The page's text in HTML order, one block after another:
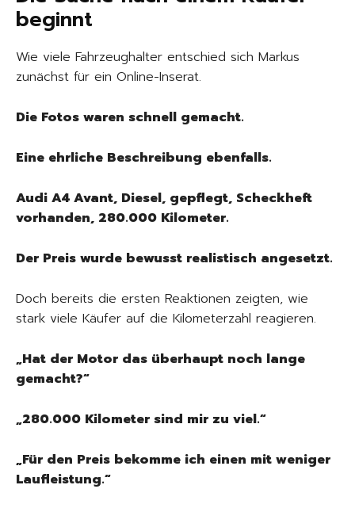
beginnt
Wie viele Fahrzeughalter entschied sich Markus
zunächst für ein Online-Inserat.
Die Fotos waren schnell gemacht.
Eine ehrliche Beschreibung ebenfalls.
Audi A4 Avant, Diesel, gepflegt, Scheckheft
vorhanden, 280.000 Kilometer.
Der Preis wurde bewusst realistisch angesetzt.
Doch bereits die ersten Reaktionen zeigten, wie
stark viele Käufer auf die Kilometerzahl reagieren.
„Hat der Motor das überhaupt noch lange
gemacht?“
„280.000 Kilometer sind mir zu viel.“
„Für den Preis bekomme ich einen mit weniger
Laufleistung.“